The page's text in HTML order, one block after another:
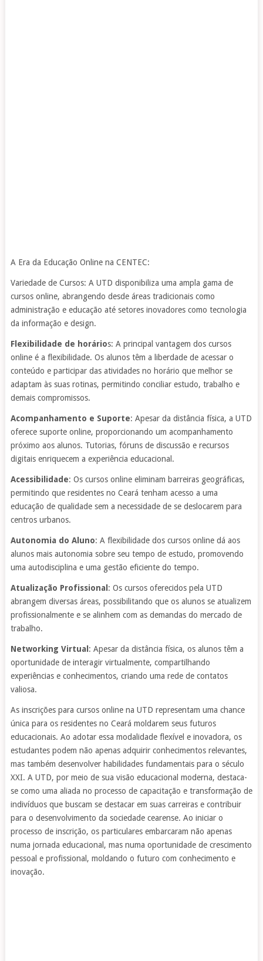
A Era da Educação Online na CENTEC:
Variedade de Cursos: A UTD disponibiliza uma ampla gama de
cursos online, abrangendo desde áreas tradicionais como
administração e educação até setores inovadores como tecnologia
da informação e design.
Flexibilidade de horários: A principal vantagem dos cursos
online é a flexibilidade. Os alunos têm a liberdade de acessar o
conteúdo e participar das atividades no horário que melhor se
adaptam às suas rotinas, permitindo conciliar estudo, trabalho e
demais compromissos.
Acompanhamento e Suporte: Apesar da distância física, a UTD
oferece suporte online, proporcionando um acompanhamento
próximo aos alunos. Tutorias, fóruns de discussão e recursos
digitais enriquecem a experiência educacional.
Acessibilidade: Os cursos online eliminam barreiras geográficas,
permitindo que residentes no Ceará tenham acesso a uma
educação de qualidade sem a necessidade de se deslocarem para
centros urbanos.
Autonomia do Aluno: A flexibilidade dos cursos online dá aos
alunos mais autonomia sobre seu tempo de estudo, promovendo
uma autodisciplina e uma gestão eficiente do tempo.
Atualização Profissional : Os cursos oferecidos pela UTD
abrangem diversas áreas, possibilitando que os alunos se atualizem
profissionalmente e se alinhem com as demandas do mercado de
trabalho.
Networking Virtual : Apesar da distância física, os alunos têm a
oportunidade de interagir virtualmente, compartilhando
experiências e conhecimentos, criando uma rede de contatos
valiosa.
As inscrições para cursos online na UTD representam uma chance
única para os residentes no Ceará moldarem seus futuros
educacionais. Ao adotar essa modalidade flexível e inovadora, os
estudantes podem não apenas adquirir conhecimentos relevantes,
mas também desenvolver habilidades fundamentais para o século
XXI. A UTD, por meio de sua visão educacional moderna, destaca-
se como uma aliada no processo de capacitação e transformação de
indivíduos que buscam se destacar em suas carreiras e contribuir
para o desenvolvimento da sociedade cearense. Ao iniciar o
processo de inscrição, os particulares embarcaram não apenas
numa jornada educacional, mas numa oportunidade de crescimento
pessoal e profissional, moldando o futuro com conhecimento e
inovação.